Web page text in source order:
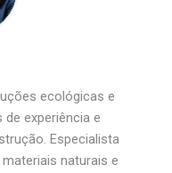
ecológicas e
experiência e
Especialista
naturais e